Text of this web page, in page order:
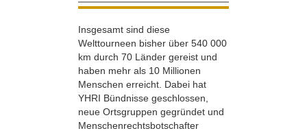
Insgesamt sind diese
Welttourneen bisher über 540 000
km durch 70 Länder gereist und
haben mehr als 10 Millionen
Menschen erreicht. Dabei hat
YHRI Bündnisse geschlossen,
neue Ortsgruppen gegründet und
Menschenrechts­botschafter